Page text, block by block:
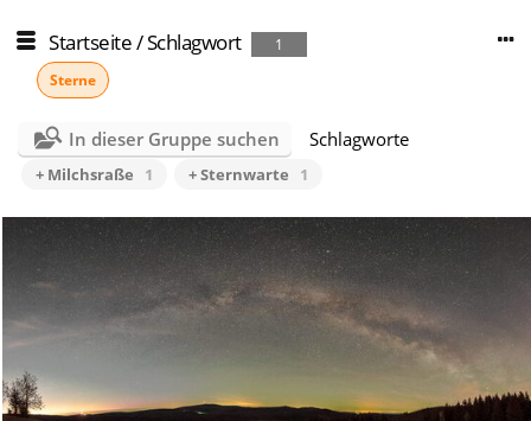
Startseite/Schlagwort
1
Sterne
In dieser Gruppe suchen Schlagworte
+ Milchsraße 1 + Sternwarte 1